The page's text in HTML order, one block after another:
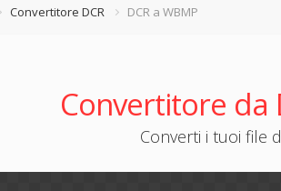
Convertitore DCR DCR a WBMP
Convertitore da
Converti i tuoi file